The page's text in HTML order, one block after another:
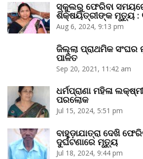
ସ୍କୁଲରୁ ଫେରିବା
ଶିକ୍ଷୟିତ୍ରୀଙ୍କ ମୃତ୍ୟୁ :
Aug 6, 2024, 9:13 pm
ଜିଲ୍ଲା ପ୍ରାଥମିକ ସଂଘର
ପାଳିତ
Sep 20, 2021, 11:42 am
ଧର୍ମପ୍ରାଣା ମହିଳା
ପରଲୋକ
Jul 15, 2024, 5:51 pm
ବାହୁଡ଼ାଯାତ୍ରା ଦେଖି
ଦୁର୍ଘଟଣାରେ ମୃତ୍ୟୁ
Jul 18, 2024, 9:44 pm